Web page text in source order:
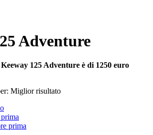
Adventure
125 Adventure è di 1250 euro
Miglior risultato
prima